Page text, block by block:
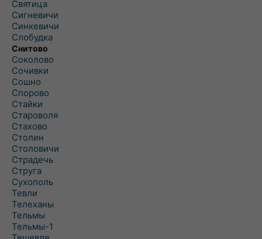
Святица
Сигневичи
Синкевичи
Слобудка
Снитово
Соколово
Сочивки
Сошно
Спорово
Стайки
Староволя
Стахово
Столин
Столовичи
Страдечь
Струга
Сухополь
Тевли
Телеханы
Тельмы
Тельмы-1